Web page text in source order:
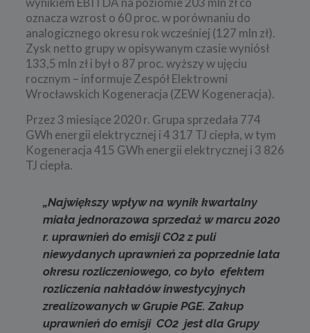
oznacza wzrost o 60 proc. w porównaniu do
analogicznego okresu rok wcześniej (127 mln zł).
Zysk netto grupy w opisywanym czasie wyniósł
133,5 mln zł i był o 87 proc. wyższy w ujęciu
rocznym – informuje Zespół Elektrowni
Wrocławskich Kogeneracja (ZEW Kogeneracja).
Przez 3 miesiące 2020 r. Grupa sprzedała 774
GWh energii elektrycznej i 4 317 TJ ciepła, w tym
Kogeneracja 415 GWh energii elektrycznej i 3 826
TJ ciepła.
„Największy wpływ na wynik kwartalny
miała jednorazowa sprzedaż w marcu 2020
r. uprawnień do emisji CO2 z puli
niewydanych uprawnień za poprzednie lata
okresu rozliczeniowego, co było efektem
rozliczenia nakładów inwestycyjnych
zrealizowanych w Grupie PGE. Zakup
uprawnień do emisji CO2 jest dla Grupy